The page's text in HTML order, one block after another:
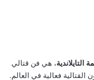
التايلاندية، هي فن قتالي
القتالية فعالية في العالم.